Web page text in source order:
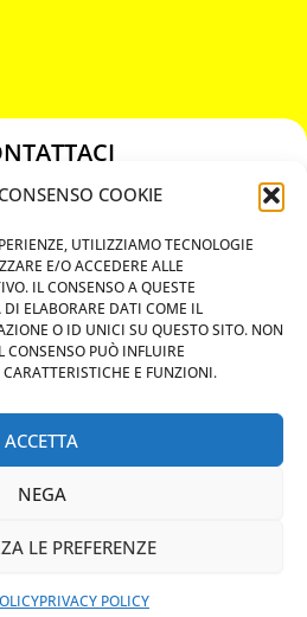
COOKIE
UTILIZZIAMO TECNOLOGIE
E/O ACCEDERE ALLE
IL CONSENSO A QUESTE
ELABORARE DATI COME IL
O ID UNICI SU QUESTO SITO. NON
CONSENSO PUÒ INFLUIRE
E FUNZIONI.
ACCETTA
NEGA
LE PREFERENZE
PRIVACY POLICY
MAPS
ORA
IMMEDIATO